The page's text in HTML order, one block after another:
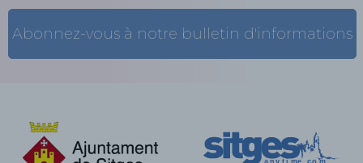
Abonnez-vous à notre bulletin d'informations